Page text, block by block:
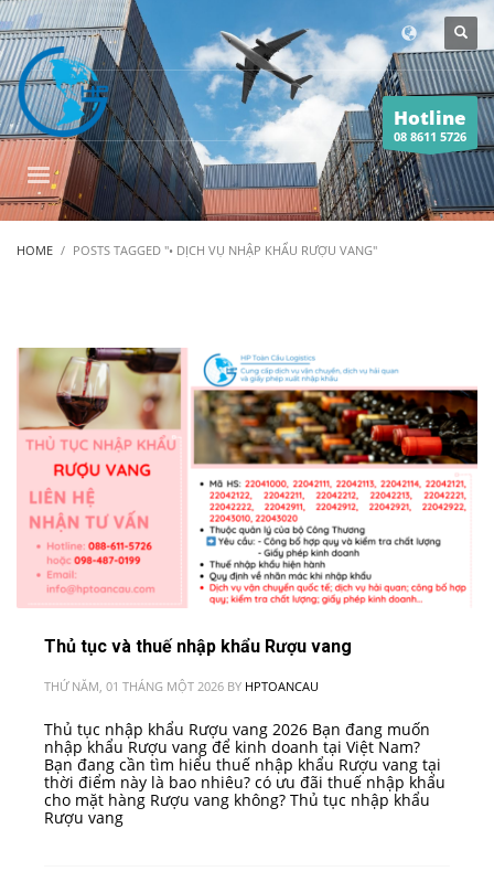
Hotline
08 8611 5726
HOME POSTS TAGGED "• DỊCH VỤ NHẬP KHẨU RƯỢU VANG"
Thủ tục và thuế nhập khẩu Rượu vang
THỨ NĂM, 01 THÁNG MỘT 2026 BY HPTOANCAU
Thủ tục nhập khẩu Rượu vang 2026 Bạn đang muốn
nhập khẩu Rượu vang để kinh doanh tại Việt Nam?
Bạn đang cần tìm hiểu thuế nhập khẩu Rượu vang tại
thời điểm này là bao nhiêu? có ưu đãi thuế nhập khẩu
cho mặt hàng Rượu vang không? Thủ tục nhập khẩu
Rượu vang